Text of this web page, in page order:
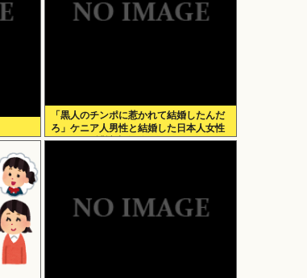
「黒人のチンポに惹かれて結婚したんだ
ろ」ケニア人男性と結婚した日本人女性
（31）に”誹謗中傷”殺到